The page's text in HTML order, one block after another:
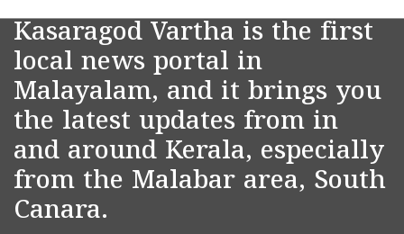
Kasaragod Vartha is the first
local news portal in
Malayalam, and it brings you
the latest updates from in
and around Kerala, especially
from the Malabar area, South
Canara.